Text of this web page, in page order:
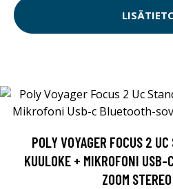
POLY VOYAGER FOCUS 2
KUULOKE + MIKROFONI
ZOOM